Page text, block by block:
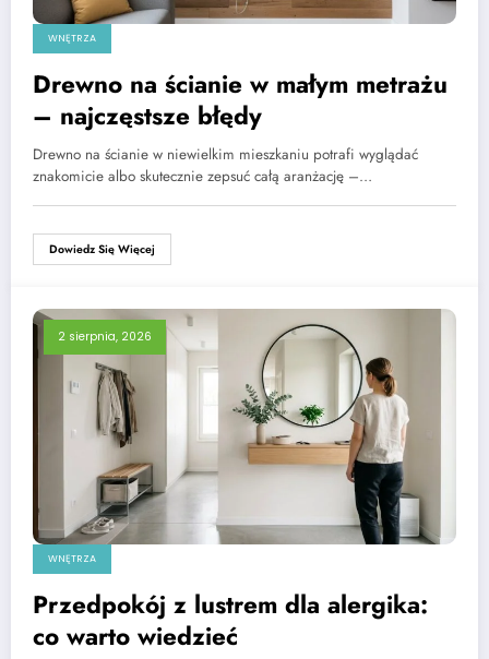
WNĘTRZA
Drewno na ścianie w małym metrażu
– najczęstsze błędy
Drewno na ścianie w niewielkim mieszkaniu potrafi wyglądać
znakomicie albo skutecznie zepsuć całą aranżację –…
Dowiedz Się Więcej
2 sierpnia, 2026
WNĘTRZA
Przedpokój z lustrem dla alergika:
co warto wiedzieć